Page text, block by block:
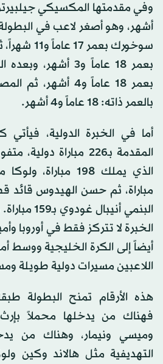
أشهر، وهو أصغر لاعب في
سوخورك
بعمر 18 عاماً و3
بعمر 18 عاماً و4
بالعمر ذاته: 18 عاماً و4 أشهر.
أما في الخبرة الدولية، فيأتي
المقدمة بـ226 مباراة
البنمي
الخبرة لا تتركز فقط في أوروبا
أيضاً إلى الكرة الخليجية
اللاعبين مسيرات دولية طويلة
هذه الأرقام تمنح البطولة
فهناك من يدخلها محملاً
وميسي ونيمار، وهناك من
التهديفية مثل هالاند وكين